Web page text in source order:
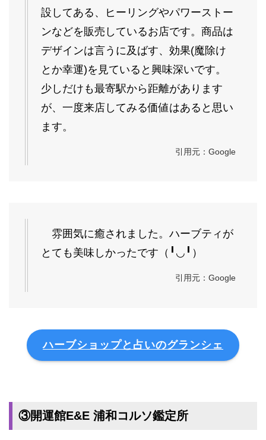
設してある、ヒーリングやパワーストー
ンなどを販売しているお店です。商品は
デザインは言うに及ばす、効果(魔除け
とか幸運)を見ていると興味深いです。
少しだけも最寄駅から距離があります
が、一度来店してみる価値はあると思い
ます。
引用元：Google
雰囲気に癒されました。ハーブティが
とても美味しかったです（╹◡╹）
引用元：Google
ハーブショップと占いのグランシェ
③開運館E&E 浦和コルソ鑑定所